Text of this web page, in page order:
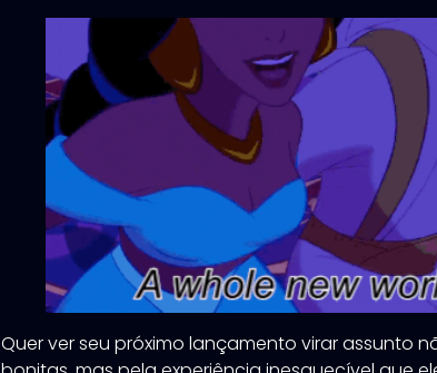
Quer ver seu próximo lançamento virar assunto